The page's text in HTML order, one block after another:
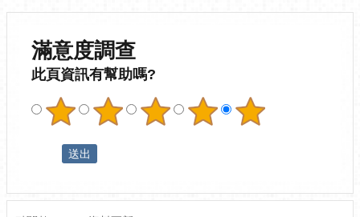
滿意度調查
此頁資訊有幫助嗎?